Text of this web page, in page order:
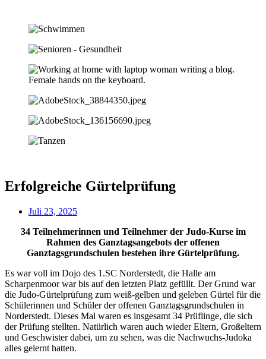
Erfolgreiche Gürtelprüfung
Juli 23, 2025
34 Teilnehmerinnen und Teilnehmer der Judo-Kurse im
Rahmen des Ganztagsangebots der offenen
Ganztagsgrundschulen bestehen ihre Gürtelprüfung.
Es war voll im Dojo des 1.SC Norderstedt, die Halle am
Scharpenmoor war bis auf den letzten Platz gefüllt. Der Grund war
die Judo-Gürtelprüfung zum weiß-gelben und geleben Gürtel für die
Schülerinnen und Schüler der offenen Ganztagsgrundschulen in
Norderstedt. Dieses Mal waren es insgesamt 34 Prüflinge, die sich
der Prüfung stellten. Natürlich waren auch wieder Eltern, Großeltern
und Geschwister dabei, um zu sehen, was die Nachwuchs-Judoka
alles gelernt hatten.